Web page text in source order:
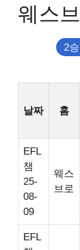
웨스
2승
날짜 홈
EFL
챔
25-
08-
09
웨스
브로
EFL